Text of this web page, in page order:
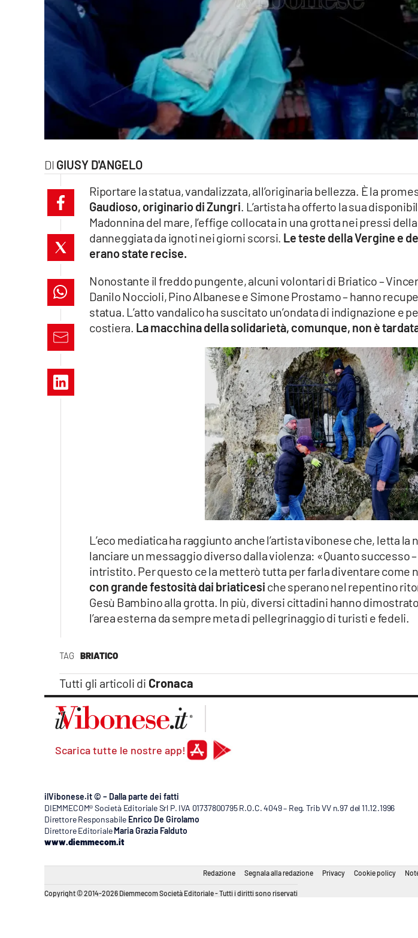
lacitymag.it
cosenzachannel.it
ilvibonese.it
catanzarochannel.it
lacapitalenews.it
GIUSY D'ANGELO
TAG BRIATICO
Tutti gli articoli di Cronaca
Riportare la statua, vandalizzata, all’originaria bellezza. È la
Gaudioso, originario di Zungri. L’artista ha offerto la sua
Madonnina del mare, l’effige collocata in una grotta nei pressi
danneggiata da ignoti nei giorni scorsi. Le teste della Vergine e
erano state recise.
Nonostante il freddo pungente, alcuni volontari di Briatico –
Danilo Noccioli, Pino Albanese e Simone Prostamo – hanno
statua. L’atto vandalico ha suscitato un’ondata di indignazione e
costiera. La macchina della solidarietà, comunque, non è
L’eco mediatica ha raggiunto anche l’artista vibonese che, letta la
lanciare un messaggio diverso dalla violenza: «Quanto successo
intristito. Per questo ce la metterò tutta per farla diventare come
con grande festosità dai briaticesi che sperano nel repentino
Gesù Bambino alla grotta. In più, diversi cittadini hanno
l’area esterna da sempre meta di pellegrinaggio di turisti e fedeli.
Scarica tutte le nostre app!
ilVibonese.it © – Dalla parte dei fatti
DIEMMECOM® Società Editoriale Srl P. IVA 01737800795 R.O.C. 4049 – Reg. Trib VV n.97 del 11.12.1996
Direttore Responsabile Enrico De Girolamo
Direttore Editoriale Maria Grazia Falduto
www.diemmecom.it
Redazione Segnala alla redazione Privacy Cookie policy
Copyright © 2014-2026 Diemmecom Società Editoriale - Tutti i diritti sono riservati